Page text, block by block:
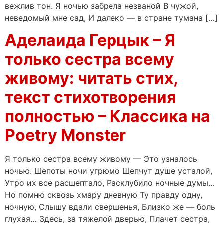
вежлив тон. Я ночью забрела незваной В чужой,
неведомый мне сад, И далеко — в стране тумана […]
Аделаида Герцык – Я
только сестра всему
живому: читать стих,
текст стихотворения
полностью – Классика на
Poetry Monster
Я только сестра всему живому — Это узналось
ночью. Шепоты ночи угрюмо Шепчут душе усталой,
Утро их все расшептало, Расклубило ночные думы…
Но помню сквозь хмару дневную Ту правду одну,
ночную, Слышу вдали свершенья, Близко же — боль
глухая… Здесь, за тяжелой дверью, Плачет сестра,